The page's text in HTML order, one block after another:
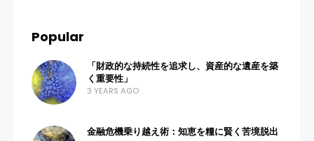
Modal
ADMIN
4 MONTHS AGO
5 VIEWS 0 COMMENTS